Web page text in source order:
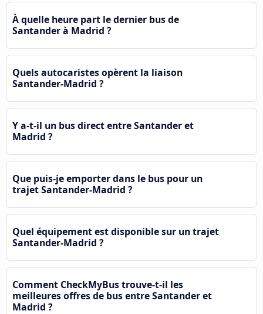
À quelle heure part le dernier bus de
Santander à Madrid ?
Quels autocaristes opèrent la liaison
Santander-Madrid ?
Y a-t-il un bus direct entre Santander et
Madrid ?
Que puis-je emporter dans le bus pour un
trajet Santander-Madrid ?
Quel équipement est disponible sur un trajet
Santander-Madrid ?
Comment CheckMyBus trouve-t-il les
meilleures offres de bus entre Santander et
Madrid ?